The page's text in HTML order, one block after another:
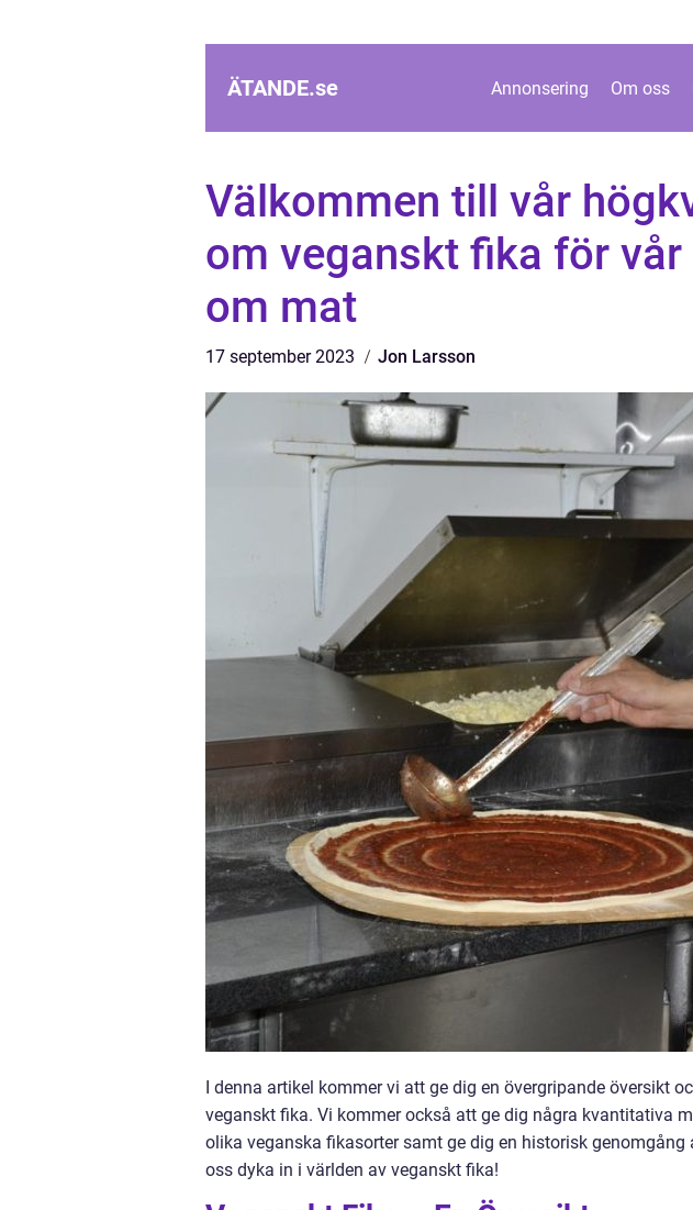
ÄTANDE.se Annonsering Om oss
Välkommen till vår
om veganskt fika för
om mat
17 september 2023 Jon Larsson
I denna artikel kommer vi att ge dig en övergripande översikt
veganskt fika. Vi kommer också att ge dig några kvantitativa
olika veganska fikasorter samt ge dig en historisk
oss dyka in i världen av veganskt fika!